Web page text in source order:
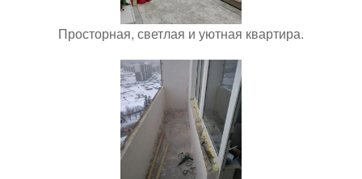
Просторная, светлая и уютная квартира.